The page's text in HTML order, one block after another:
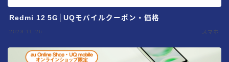
Redmi 12 5G│UQモバイルクーポン・価格
2023.11.26 スマホ